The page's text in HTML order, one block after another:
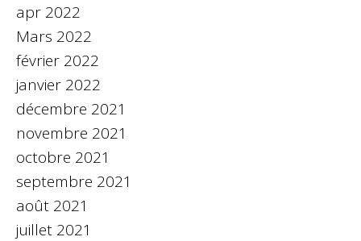
apr 2022
Mars 2022
février 2022
janvier 2022
décembre 2021
novembre 2021
octobre 2021
septembre 2021
août 2021
juillet 2021